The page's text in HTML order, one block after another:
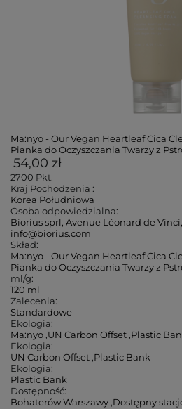
Ma:nyo - Our Vegan Heartleaf Cica
Pianka do Oczyszczania Twarzy z
54,00 zł
2700 Pkt.
Kraj Pochodzenia :
Korea Południowa
Osoba odpowiedzialna:
Biorius sprl, Avenue Léonard de
info@biorius.com
Skład:
Ma:nyo - Our Vegan Heartleaf Cica
Pianka do Oczyszczania Twarzy z
ml/g:
120 ml
Zalecenia:
Standardowe
Ekologia:
Ma:nyo ,UN Carbon Offset ,Plastic
Ekologia:
UN Carbon Offset ,Plastic Bank
Ekologia:
Plastic Bank
Dostępność:
Bohaterów Warszawy ,Dostępny